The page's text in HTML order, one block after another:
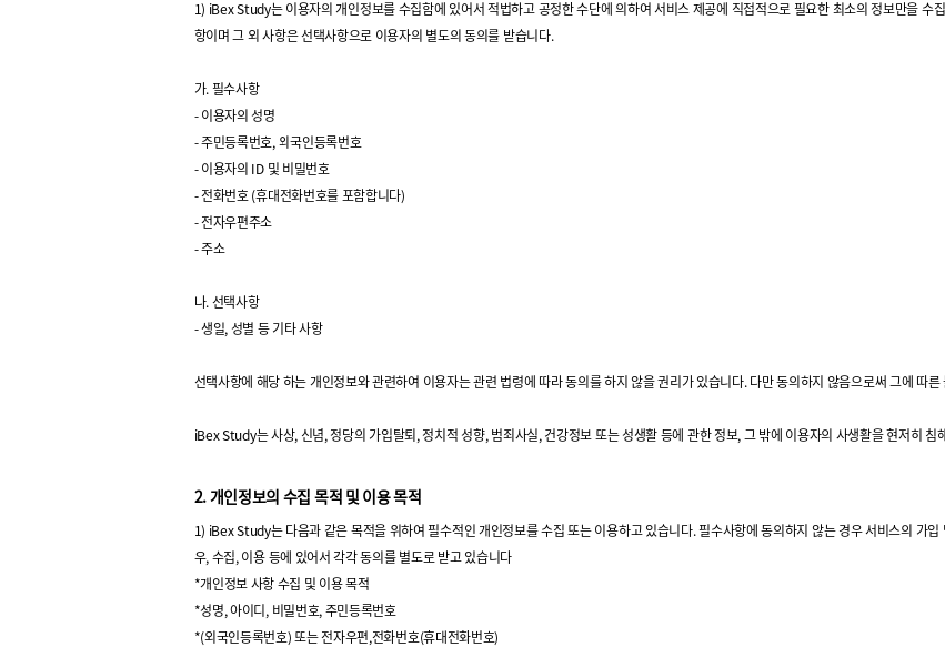
1) iBex Study는 이용자의 개인정보를 수집함에 있어서 적법하고 공정한 수단에 의하여 서비스 제공에 직접적으로 필요한 최소의 정보만을 수
항이며 그 외 사항은 선택사항으로 이용자의 별도의 동의를 받습니다.
가. 필수사항
- 이용자의 성명
- 주민등록번호, 외국인등록번호
- 이용자의 ID 및 비밀번호
- 전화번호 (휴대전화번호를 포함합니다)
- 전자우편주소
- 주소
나. 선택사항
- 생일, 성별 등 기타 사항
선택사항에 해당 하는 개인정보와 관련하여 이용자는 관련 법령에 따라 동의를 하지 않을 권리가 있습니다. 다만 동의하지 않음으로써 그에 따
iBex Study는 사상, 신념, 정당의 가입탈퇴, 정치적 성향, 범죄사실, 건강정보 또는 성생활 등에 관한 정보, 그 밖에 이용자의 사생활을 현저히
2. 개인정보의 수집 목적 및 이용 목적
1) iBex Study는 다음과 같은 목적을 위하여 필수적인 개인정보를 수집 또는 이용하고 있습니다. 필수사항에 동의하지 않는 경우 서비스의 가
우, 수집, 이용 등에 있어서 각각 동의를 별도로 받고 있습니다
*개인정보 사항 수집 및 이용 목적
*성명, 아이디, 비밀번호, 주민등록번호
*(외국인등록번호) 또는 전자우편,전화번호(휴대전화번호)